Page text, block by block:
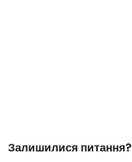
Залишилися питання?